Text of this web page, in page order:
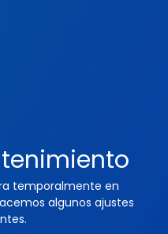
temporalmente en
algunos ajustes